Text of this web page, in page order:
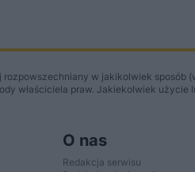
w jakikolwiek
właściciela praw. Jakiekolwiek
O nas
Redakcja serwisu